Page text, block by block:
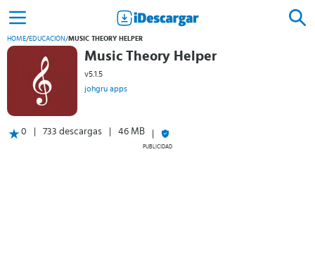
HOME/EDUCACIÓN/MUSIC THEORY HELPER
Music Theory Helper
v5.1.5
johgru apps
0 733 descargas 46 MB
PUBLICIDAD